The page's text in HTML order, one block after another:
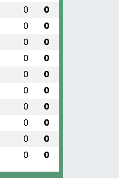
0 0
0 0
0 0
0 0
0 0
0 0
0 0
0 0
0 0
0 0